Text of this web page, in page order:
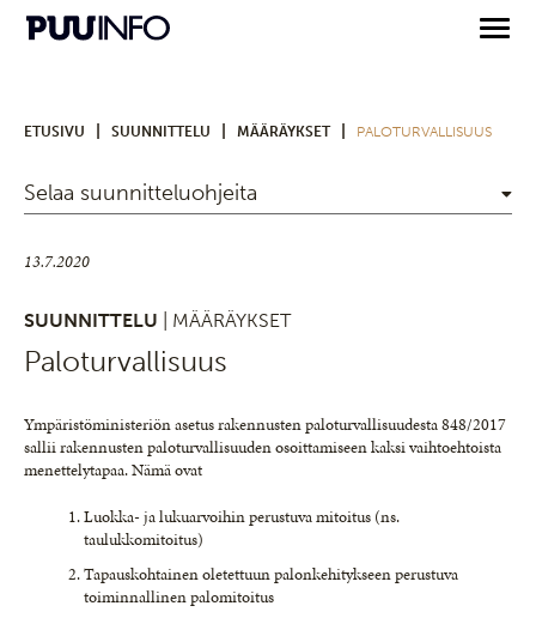
ETUSIVU SUUNNITTELU MÄÄRÄYKSET PALOTURVALLISUUS
Selaa suunnitteluohjeita
13.7.2020
SUUNNITTELU | MÄÄRÄYKSET
Paloturvallisuus
Ympäristöministeriön asetus rakennusten paloturvallisuudesta 848/2017
sallii rakennusten paloturvallisuuden osoittamiseen kaksi vaihtoehtoista
menettelytapaa. Nämä ovat
Luokka- ja lukuarvoihin perustuva mitoitus (ns.
taulukkomitoitus)
Tapauskohtainen oletettuun palonkehitykseen perustuva
toiminnallinen palomitoitus